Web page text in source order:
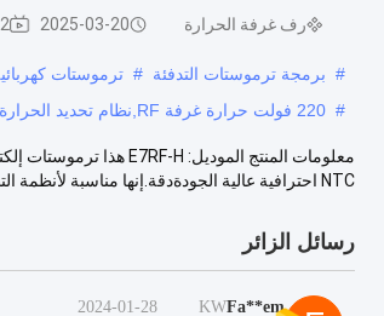
رف غرفة الحرارة 2025-03-20
# برمجة ترموستات التدفئة # ترموستات
# 220 فولت حرارة غرفة RF,نظام تحديد الحرارة في غرفة ABS RF,7 أيام البرمجة RF غرفة الحرارة
NTC احترافية عالية الجودةدقة.إنها مناسبة لأنظمة التدفئة تحت ال...
رسائل الزائر
Fa**em
KW
2024-01-28